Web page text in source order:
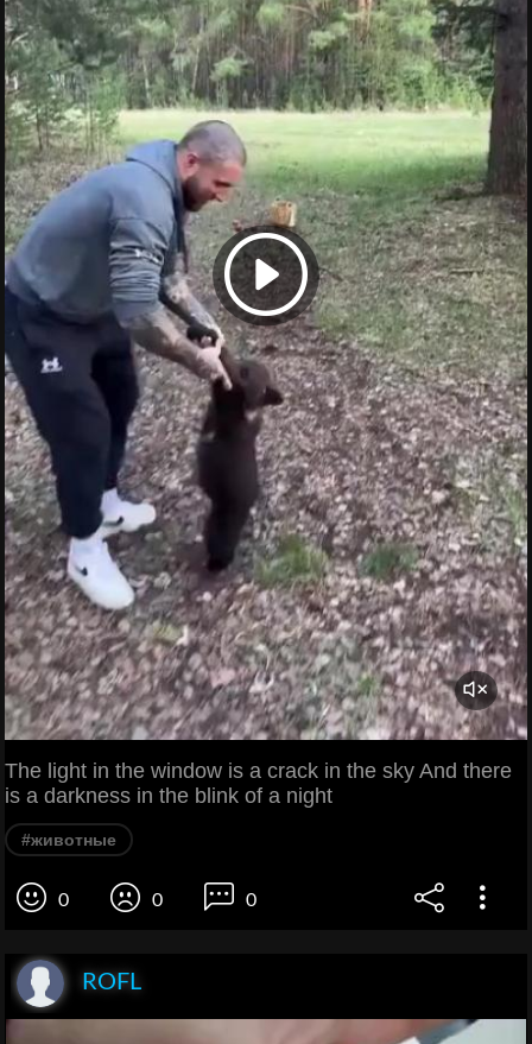
The light in the window is a crack in the sky And there
is a darkness in the blink of a night
#животные
0 0 0
ROFL